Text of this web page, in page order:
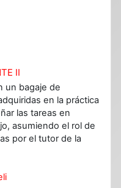
II
un bagaje de
en la práctica
las tareas en
asumiendo el rol de
por el tutor de la